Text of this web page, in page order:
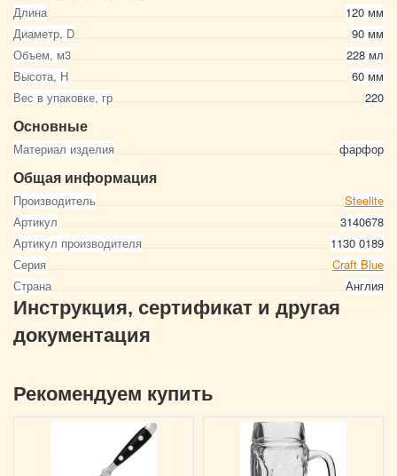
Длина
120 мм
Диаметр, D
90 мм
Объем, м3
228 мл
Высота, Н
60 мм
Вес в упаковке, гр
220
Основные
Материал изделия фарфор
Общая информация
Производитель
Steelite
Артикул
3140678
Артикул производителя
1130 0189
Серия
Craft Blue
Страна
Англия
Инструкция, сертификат и другая
документация
Рекомендуем купить